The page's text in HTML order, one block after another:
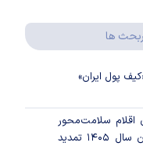
ها
پول ایران»
اقلام سلامت‌محور
از اوراق گام تا پایان سال ۱۴۰۵ تمدید